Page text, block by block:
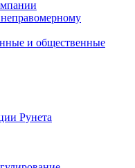
и общественные
Рунета